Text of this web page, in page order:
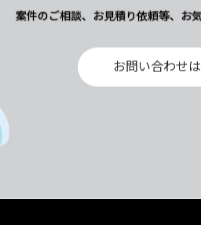
案件のご相談、お見積り依頼等、お
お問い合わせ